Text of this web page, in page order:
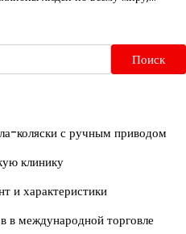
Поиск
коляски с ручным приводом
клинику
и характеристики
в международной торговле